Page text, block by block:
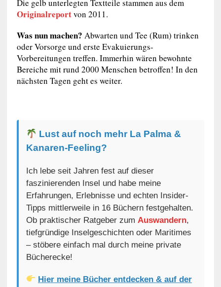
Die gelb unterlegten Textteile stammen aus dem
Originalreportvon 2011.
Was nun machen? Abwarten und Tee (Rum) trinken
oder Vorsorge und erste Evakuierungs-
Vorbereitungen treffen. Immerhin wären bewohnte
Bereiche mit rund 2000 Menschen betroffen! In den
nächsten Tagen geht es weiter.
Lust auf noch mehr La Palma &
Kanaren-Feeling?
Ich lebe seit Jahren fest auf dieser
faszinierenden Insel und habe meine
Erfahrungen, Erlebnisse und echten Insider-
Tipps mittlerweile in 16 Büchern festgehalten.
Ob praktischer Ratgeber zum Auswandern,
tiefgründige Inselgeschichten oder Maritimes
– stöbere einfach mal durch meine private
Bücherecke!
Hier meine Bücher entdecken & auf der